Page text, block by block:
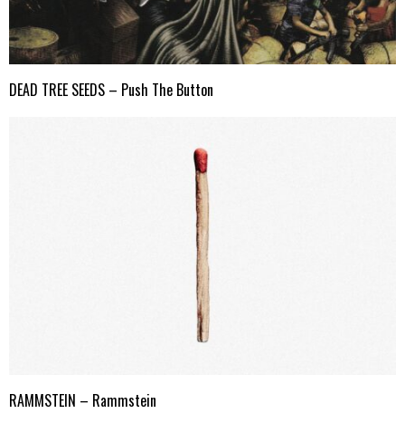
DEAD TREE SEEDS – Push The Button
RAMMSTEIN – Rammstein